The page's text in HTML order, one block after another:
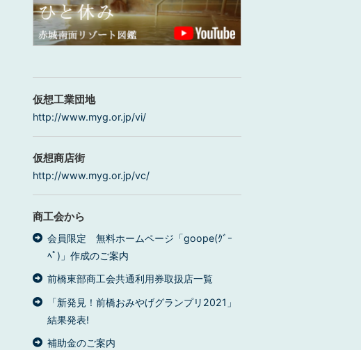
仮想工業団地
http://www.myg.or.jp/vi/
仮想商店街
http://www.myg.or.jp/vc/
商工会から
会員限定 無料ホームページ「goope(ｸﾞｰ
ﾍﾟ)」作成のご案内
前橋東部商工会共通利用券取扱店一覧
「新発見！前橋おみやげグランプリ2021」
結果発表!
補助金のご案内